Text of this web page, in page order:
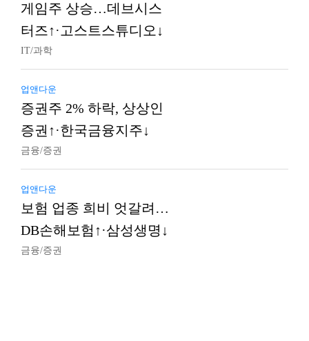
게임주 상승…데브시스
터즈↑·고스트스튜디오↓
IT/과학
업앤다운
증권주 2% 하락, 상상인
증권↑·한국금융지주↓
금융/증권
업앤다운
보험 업종 희비 엇갈려…
DB손해보험↑·삼성생명↓
금융/증권